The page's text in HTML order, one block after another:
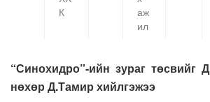
К
аж
ил
“Синохидро”-ийн зураг төсвийг
нөхөр Д.Тамир хийлгэжээ